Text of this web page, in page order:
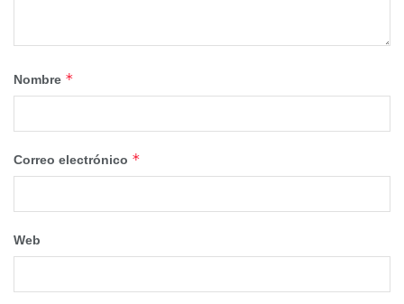
Nombre *
Correo electrónico *
Web